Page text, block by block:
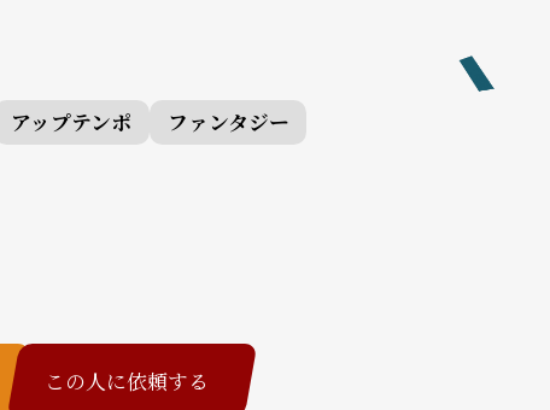
アップテンポ
ファンタジー
この人に依頼する